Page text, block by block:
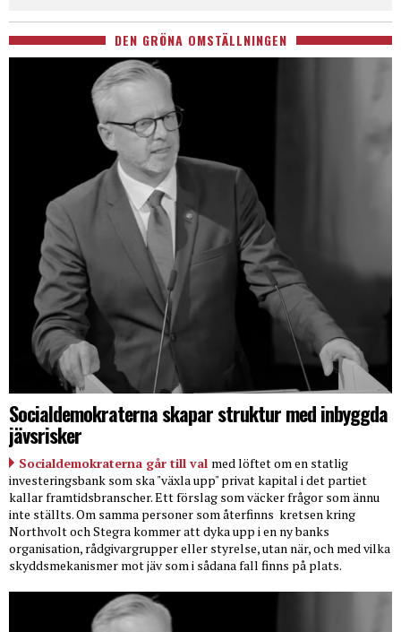
DEN GRÖNA OMSTÄLLNINGEN
Socialdemokraterna skapar struktur med inbyggda
jävsrisker
Socialdemokraterna går till val med löftet om en statlig
investeringsbank som ska "växla upp" privat kapital i det partiet
kallar framtidsbranscher. Ett förslag som väcker frågor som ännu
inte ställts. Om samma personer som återfinns kretsen kring
Northvolt och Stegra kommer att dyka upp i en ny banks
organisation, rådgivargrupper eller styrelse, utan när, och med vilka
skyddsmekanismer mot jäv som i sådana fall finns på plats.